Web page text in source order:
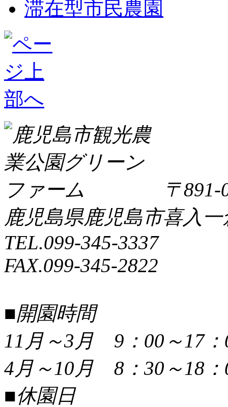
滞在型市民農園
〒891-
鹿児島県鹿児島市喜入一
TEL.099-345-3337
FAX.099-345-2822
■開園時間
11月～3月 9：00～17：
4月～10月 8：30～18：
■休園日